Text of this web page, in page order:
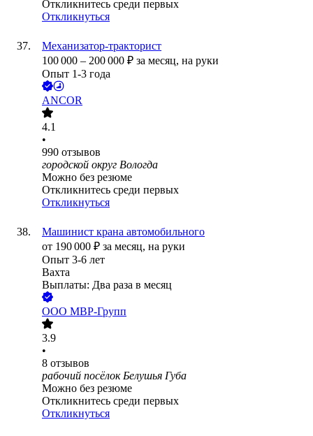
Откликнитесь среди первых
Откликнуться
Механизатор-тракторист
100 000 – 200 000 ₽ за месяц, на руки
Опыт 1-3 года
ANCOR
4.1
•
990 отзывов
городской округ Вологда
Можно без резюме
Откликнитесь среди первых
Откликнуться
Машинист крана автомобильного
от 190 000 ₽ за месяц, на руки
Опыт 3-6 лет
Вахта
Выплаты: Два раза в месяц
ООО МВР-Групп
3.9
•
8 отзывов
рабочий посёлок Белушья Губа
Можно без резюме
Откликнитесь среди первых
Откликнуться